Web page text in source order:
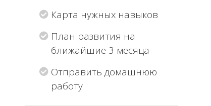
Карта нужных навыков
План развития на
ближайшие 3 месяца
Отправить домашнюю
работу